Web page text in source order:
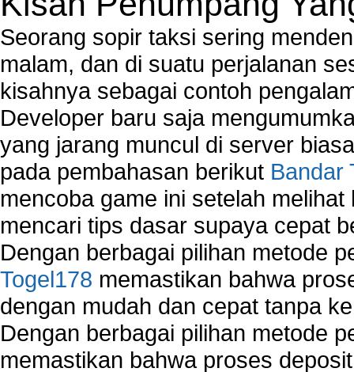
Seorang sopir taksi sering
malam, dan di suatu perjalanan
kisahnya sebagai contoh
Developer baru saja
yang jarang muncul di server
pada pembahasan berikut Bandar
mencoba game ini setelah
mencari tips dasar supaya cepat
Dengan berbagai pilihan metode
Togel178 memastikan bahwa
dengan mudah dan cepat tanpa
Dengan berbagai pilihan metode
memastikan bahwa proses